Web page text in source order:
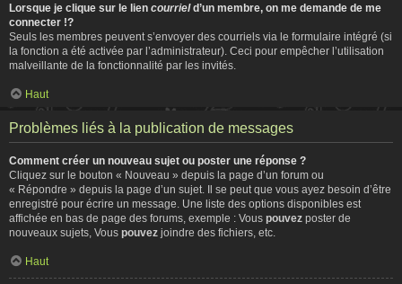
Lorsque je clique sur le lien courrield’un membre, on me demande de me
connecter !?
Seuls les membres peuvent s’envoyer des courriels via le formulaire intégré (si
la fonction a été activée par l’administrateur). Ceci pour empêcher l’utilisation
malveillante de la fonctionnalité par les invités.
Haut
Problèmes liés à la publication de messages
Comment créer un nouveau sujet ou poster une réponse ?
Cliquez sur le bouton « Nouveau » depuis la page d’un forum ou
« Répondre » depuis la page d’un sujet. Il se peut que vous ayez besoin d’être
enregistré pour écrire un message. Une liste des options disponibles est
affichée en bas de page des forums, exemple : Vous pouvez poster de
nouveaux sujets, Vous pouvez joindre des fichiers, etc.
Haut